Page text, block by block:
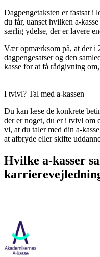
Dagpengetaksten er fastsat i
du får, uanset hvilken a-
særlig ydelse, der er lavere
Vær opmærksom på, at der i
dagpengesatser og den
kasse for at få rådgivning
I tvivl? Tal med a-kassen
Du kan læse de konkrete
der er noget, du er i tvivl om
vi, at du taler med din a-
at afbryde eller skifte
Hvilke a-kasser